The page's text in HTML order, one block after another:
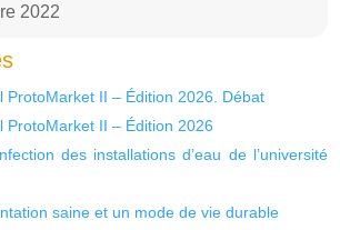
2022
ProtoMarket II – Édition 2026. Débat
ProtoMarket II – Édition 2026
des installations d’eau de l’université
saine et un mode de vie durable